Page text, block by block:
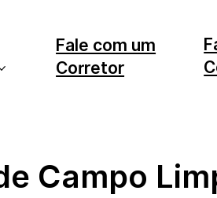
Fale com um
Corretor
Campo